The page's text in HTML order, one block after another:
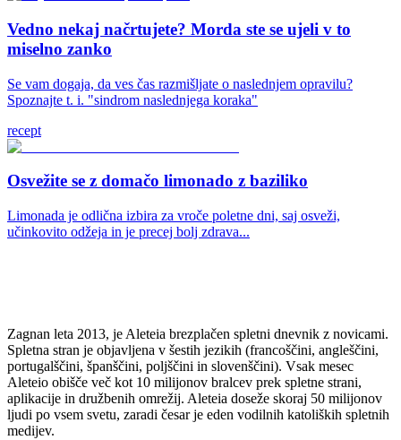
Vedno nekaj načrtujete? Morda ste se ujeli v to
miselno zanko
Se vam dogaja, da ves čas razmišljate o naslednjem opravilu?
Spoznajte t. i. "sindrom naslednjega koraka"
recept
Osvežite se z domačo limonado z baziliko
Limonada je odlična izbira za vroče poletne dni, saj osveži,
učinkovito odžeja in je precej bolj zdrava...
Zagnan leta 2013, je Aleteia brezplačen spletni dnevnik z novicami.
Spletna stran je objavljena v šestih jezikih (francoščini, angleščini,
portugalščini, španščini, poljščini in slovenščini). Vsak mesec
Aleteio obišče več kot 10 milijonov bralcev prek spletne strani,
aplikacije in družbenih omrežij. Aleteia doseže skoraj 50 milijonov
ljudi po vsem svetu, zaradi česar je eden vodilnih katoliških spletnih
medijev.